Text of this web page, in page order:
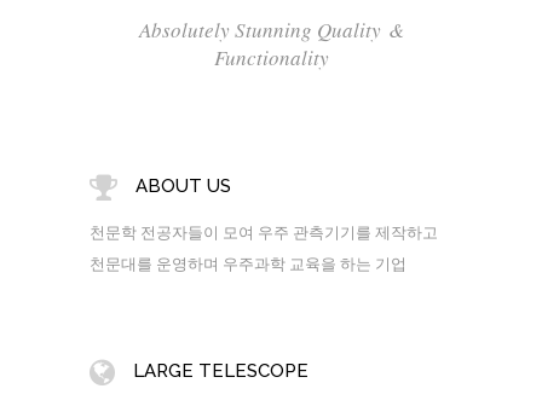
Absolutely Stunning Quality &
Functionality
ABOUT US
천문학 전공자들이 모여 우주 관측기기를 제작하고
천문대를 운영하며 우주과학 교육을 하는 기업
LARGE TELESCOPE